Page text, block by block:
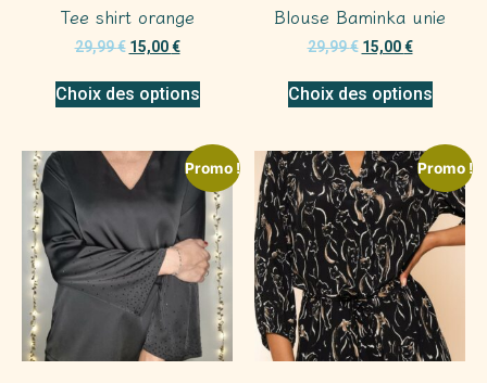
Tee shirt orange
29,99€ 15,00€
Choix des options
Blouse Baminka unie
29,99€ 15,00€
Choix des options
Promo ! Promo !